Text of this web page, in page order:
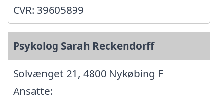
CVR: 39605899
Psykolog Sarah Reckendorff
Solvænget 21, 4800 Nykøbing F
Ansatte: